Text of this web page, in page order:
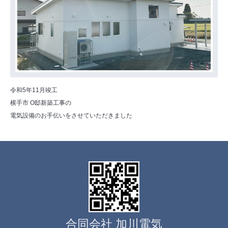
令和5年11月竣工
横手市 O邸新築工事の
電気設備のお手伝いをさせていただきました
合同会社 加川電気